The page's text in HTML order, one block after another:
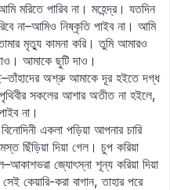
মরিতে পারিব না। মহেন্দ্র। যতদিন
না–আমিও নিষ্কৃতি পাইব না। আমি
মৃত্যু কামনা করি। তুমি আমারও
আমাকে ছুটি দাও।
অশ্রু আমাকে দূর হইতে দগ্ধ
সকলের আশার অতীত না হইলে,
না।
একলা পড়িয়া আপনার চারি
ছিঁড়িয়া দিয়া গেল। চুপ করিয়া
জ্যোৎস্না শূন্য করিয়া দিয়া
কেয়ারি-করা বাগান, তাহার পরে